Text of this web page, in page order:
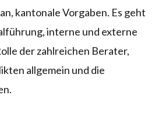
kantonale Vorgaben. Es geht
interne und externe
der zahlreichen Berater,
allgemein und die